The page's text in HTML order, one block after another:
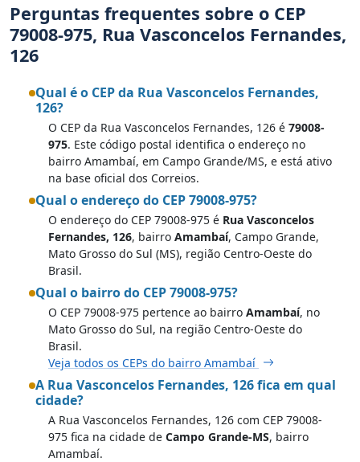
Perguntas frequentes sobre o CEP
79008-975, Rua Vasconcelos Fernandes,
126
Qual é o CEP da Rua Vasconcelos Fernandes,
126?
O CEP da Rua Vasconcelos Fernandes, 126 é 79008-
975. Este código postal identifica o endereço no
bairro Amambaí, em Campo Grande/MS, e está ativo
na base oficial dos Correios.
Qual o endereço do CEP 79008-975?
O endereço do CEP 79008-975 é Rua Vasconcelos
Fernandes, 126, bairro Amambaí, Campo Grande,
Mato Grosso do Sul (MS), região Centro-Oeste do
Brasil.
Qual o bairro do CEP 79008-975?
O CEP 79008-975 pertence ao bairro Amambaí, no
Mato Grosso do Sul, na região Centro-Oeste do
Brasil.
Veja todos os CEPs do bairro Amambaí
A Rua Vasconcelos Fernandes, 126 fica em qual
cidade?
A Rua Vasconcelos Fernandes, 126 com CEP 79008-
975 fica na cidade de Campo Grande-MS, bairro
Amambaí.